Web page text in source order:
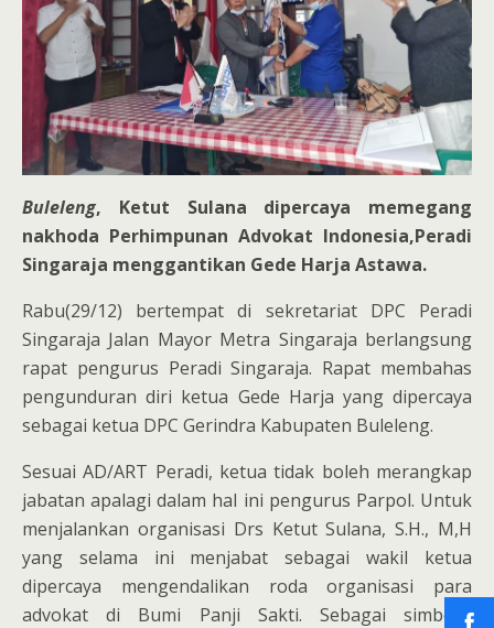
Buleleng, Ketut Sulana dipercaya memegang
nakhoda Perhimpunan Advokat Indonesia,Peradi
Singaraja menggantikan Gede Harja Astawa.
Rabu(29/12) bertempat di sekretariat DPC Peradi
Singaraja Jalan Mayor Metra Singaraja berlangsung
rapat pengurus Peradi Singaraja. Rapat membahas
pengunduran diri ketua Gede Harja yang dipercaya
sebagai ketua DPC Gerindra Kabupaten Buleleng.
Sesuai AD/ART Peradi, ketua tidak boleh merangkap
jabatan apalagi dalam hal ini pengurus Parpol. Untuk
menjalankan organisasi Drs Ketut Sulana, S.H., M,H
yang selama ini menjabat sebagai wakil ketua
dipercaya mengendalikan roda organisasi para
advokat di Bumi Panji Sakti. Sebagai simbolis